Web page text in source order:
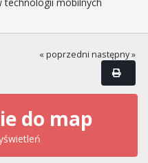
« poprzedni następny »
do map